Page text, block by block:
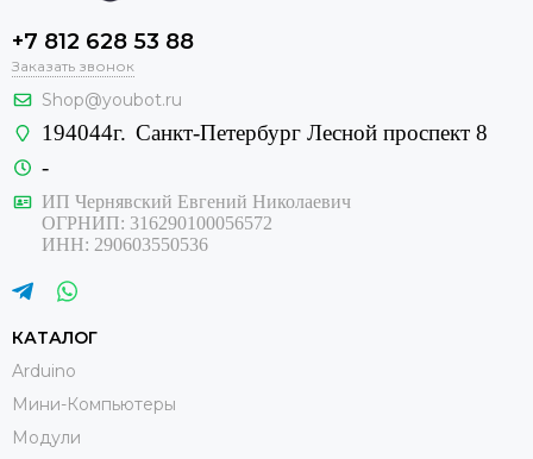
+7 812 628 53 88
Заказать звонок
Shop@youbot.ru
194044г. Санкт-Петербург Лесной проспект 8
-
ИП Чернявский Евгений Николаевич
ОГРНИП: 316290100056572
ИНН: 290603550536
КАТАЛОГ
Arduino
Мини-Компьютеры
Модули